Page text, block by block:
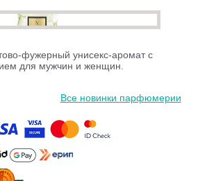
фужерный унисекс-аромат с
для мужчин и женщин.
Все новинки парфюмерии